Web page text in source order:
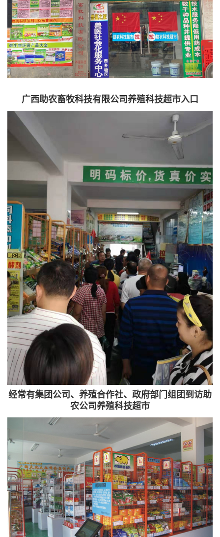
广西助农畜牧科技有限公司养殖科技超市入口
经常有集团公司、养殖合作社、政府部门组团到访助
农公司养殖科技超市